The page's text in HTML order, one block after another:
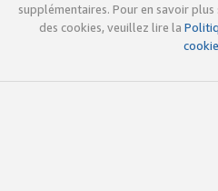
supplémentaires. Pour en savoir
des cookies, veuillez lire la